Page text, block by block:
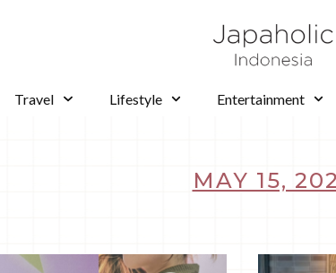
Travel Lifestyle Entertainment
MAY 15,